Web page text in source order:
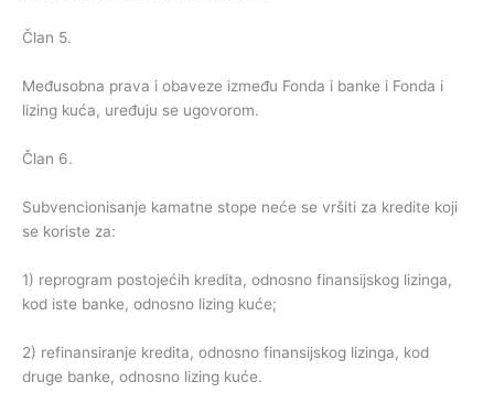
Član 5.
Međusobna prava i obaveze između Fonda i banke i Fonda i
lizing kuća, uređuju se ugovorom.
Član 6.
Subvencionisanje kamatne stope neće se vršiti za kredite koji
se koriste za:
1) reprogram postojećih kredita, odnosno finansijskog lizinga,
kod iste banke, odnosno lizing kuće;
2) refinansiranje kredita, odnosno finansijskog lizinga, kod
druge banke, odnosno lizing kuće.